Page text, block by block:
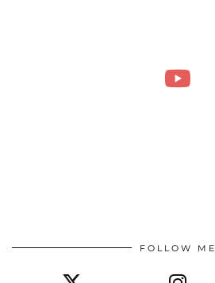
FOLLOW ME